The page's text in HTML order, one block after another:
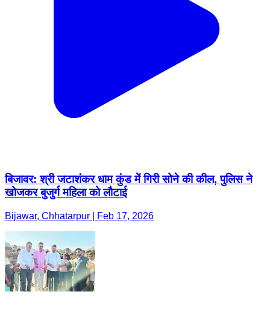
बिजावर: श्री जटाशंकर धाम कुंड में गिरी सोने की कील, पुलिस ने
खोजकर बुजुर्ग महिला को लौटाई
Bijawar, Chhatarpur | Feb 17, 2026